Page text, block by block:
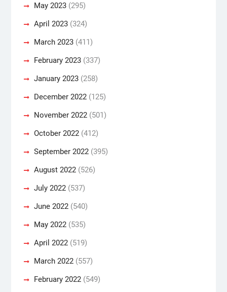
May 2023(295)
April 2023(324)
March 2023(411)
February 2023(337)
January 2023(258)
December 2022(125)
November 2022(501)
October 2022(412)
September 2022(395)
August 2022(526)
July 2022(537)
June 2022(540)
May 2022(535)
April 2022(519)
March 2022(557)
February 2022(549)